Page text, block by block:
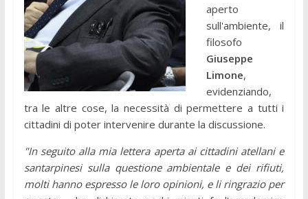
aperto
sull'ambiente, il
filosofo
Giuseppe
Limone,
evidenziando,
tra le altre cose, la necessità di permettere a tutti i
cittadini di poter intervenire durante la discussione.
"In seguito alla mia lettera aperta ai cittadini atellani e
santarpinesi sulla questione ambientale e dei rifiuti,
molti hanno espresso le loro opinioni, e li ringrazio per